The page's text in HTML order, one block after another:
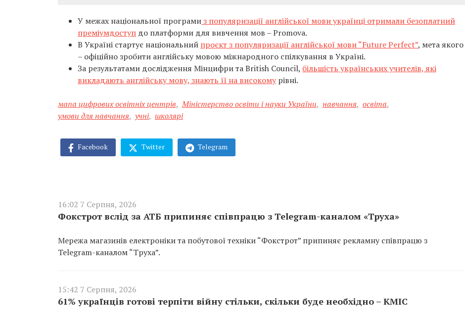
У межах національної програмиз популяризації англійської мови українці отримали безоплатний
преміумдоступ до платформи для вивчення мов – Promova.
В Україні стартує національний проєкт з популяризації англійської мови “Future Perfect”, мета якого
– офіційно зробити англійську мовою міжнародного спілкування в Україні.
За результатами дослідження Мінцифри та British Council, більшість українських учителів, які
викладають англійську мову, знають її на високому рівні.
мапа цифрових освітніх центрів, Міністерство освіти і науки України, навчання, освіта,
умови для навчання, учні, школярі
Facebook Twitter Telegram
16:02 7 Серпня, 2026
Фокстрот вслід за АТБ припиняє співпрацю з Telegram-каналом «Труха»
Мережа магазинів електроніки та побутової техніки “Фокстрот” припиняє рекламну співпрацю з
Telegram-каналом “Труха”.
15:42 7 Серпня, 2026
61% українців готові терпіти війну стільки, скільки буде необхідно – КМІС